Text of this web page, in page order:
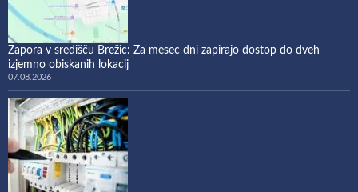
Zapora v središču Brežic: Za mesec dni zapirajo dostop do dveh
izjemno obiskanih lokacij
07.08.2026